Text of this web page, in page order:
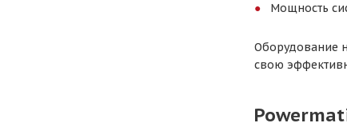
Мощность
Оборудование
свою